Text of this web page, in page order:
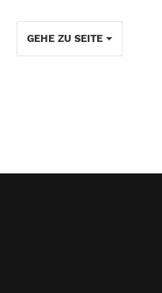
GEHE ZU SEITE